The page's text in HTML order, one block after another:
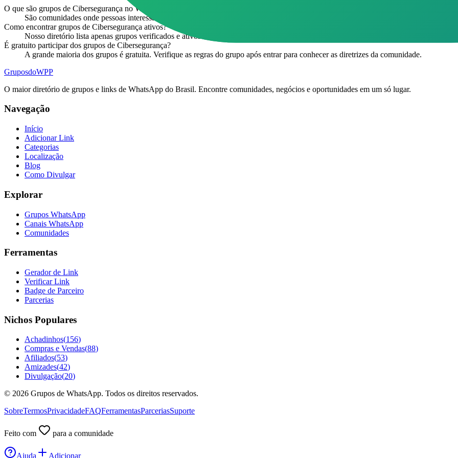
O que são grupos de Cibersegurança no WhatsApp?
São comunidades onde pessoas interessadas em Cibersegurança se reúnem para trocar experiências, dicas e oportunidades relacionadas
Como encontrar grupos de Cibersegurança ativos?
Nosso diretório lista apenas grupos verificados e ativos da categoria Cibersegurança. Use os filtros para encontrar o grupo ideal.
É gratuito participar dos grupos de Cibersegurança?
A grande maioria dos grupos é gratuita. Verifique as regras do grupo após entrar para conhecer as diretrizes da comunidade.
GruposdoWPP
O maior diretório de grupos e links de WhatsApp do Brasil. Encontre comunidades, negócios e oportunidades em um só lugar.
Navegação
Início
Adicionar Link
Categorias
Localização
Blog
Como Divulgar
Explorar
Grupos WhatsApp
Canais WhatsApp
Comunidades
Ferramentas
Gerador de Link
Verificar Link
Badge de Parceiro
Parcerias
Nichos Populares
Achadinhos(156)
Compras e Vendas(88)
Afiliados(53)
Amizades(42)
Divulgação(20)
© 2026 Grupos de WhatsApp. Todos os direitos reservados.
SobreTermosPrivacidadeFAQFerramentasParceriasSuporte
Feito com para a comunidade
Ajuda Adicionar